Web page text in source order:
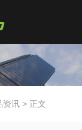
资讯 > 正文